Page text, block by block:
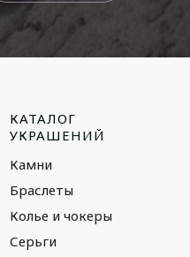
КАТАЛОГ
УКРАШЕНИЙ
Камни
Браслеты
Колье и чокеры
Серьги